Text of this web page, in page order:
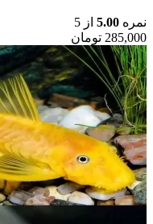
نمره 5.00 از 5
285,000 تومان